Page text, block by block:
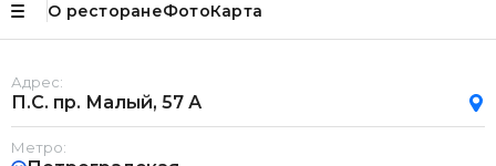
О ресторанеФотоКарта
Адрес:
П.С. пр. Малый, 57 А
Метро: